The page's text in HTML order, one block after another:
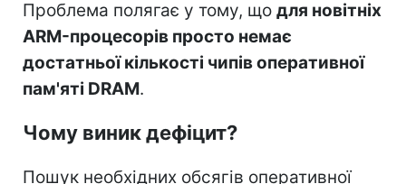
Проблема полягає у тому, що для новітніх
ARM-процесорів просто немає
достатньої кількості чипів оперативної
пам'яті DRAM.
Чому виник дефіцит?
Пошук необхідних обсягів оперативної